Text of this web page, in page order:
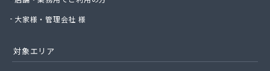
株式会社浮羽日石岩佐石油店
株式会社北九州ガス燃料
株式会社明治産業
株式会社木下工業所
大家様・管理会社 様
対象エリア